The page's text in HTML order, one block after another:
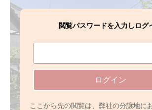
閲覧パスワードを入力しログ
ログイン
ここから先の閲覧は、弊社の分譲地に